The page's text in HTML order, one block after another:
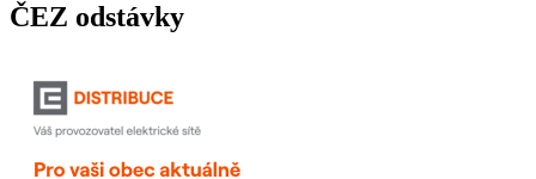
ČEZ odstávky